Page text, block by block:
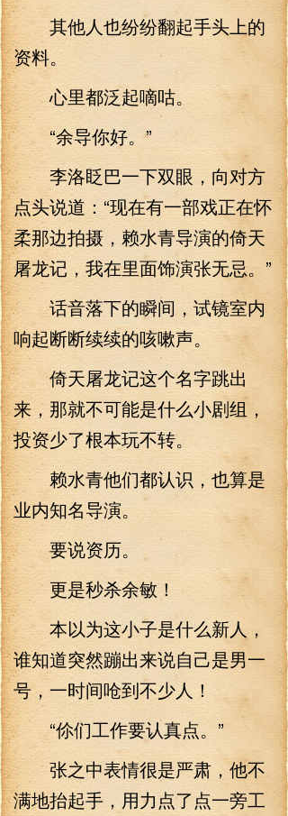
其他人也纷纷翻起手头上的
资料。
心里都泛起嘀咕。
“余导你好。”
李洛眨巴一下双眼，向对方
点头说道：“现在有一部戏正在怀
柔那边拍摄，赖水青导演的倚天
屠龙记，我在里面饰演张无忌。”
话音落下的瞬间，试镜室内
响起断断续续的咳嗽声。
倚天屠龙记这个名字跳出
来，那就不可能是什么小剧组，
投资少了根本玩不转。
赖水青他们都认识，也算是
业内知名导演。
要说资历。
更是秒杀余敏！
本以为这小子是什么新人，
谁知道突然蹦出来说自己是男一
号，一时间呛到不少人！
“伱们工作要认真点。”
张之中表情很是严肃，他不
满地抬起手，用力点了点一旁工